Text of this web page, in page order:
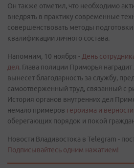
Он также отметил, что необходимо
внедрять в практику современные
совершенствовать методы
квалификации личного состава.
Напомним, 10 ноября - День
дел. Глава полиции Приморья
вынесет благодарность за службу,
самоотверженный труд, связанный с
История органов внутренних дел
немало примеров героизма и
оберегающих порядок и покой
Новости Владивостока в Telegram -
Подписывайтесь одним нажатием!